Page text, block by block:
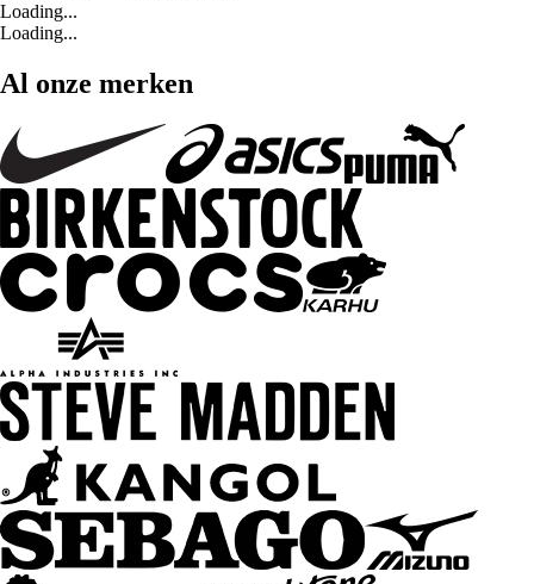
Loading...
Loading...
Al onze merken